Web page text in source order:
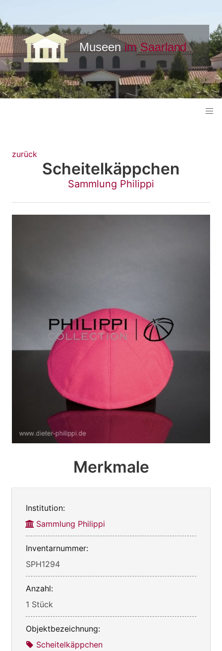
zurück
Scheitelkäppchen
Sammlung Philippi
Merkmale
Institution:
Sammlung Philippi
Inventarnummer:
SPH1294
Anzahl:
1 Stück
Objektbezeichnung:
Scheitelkäppchen